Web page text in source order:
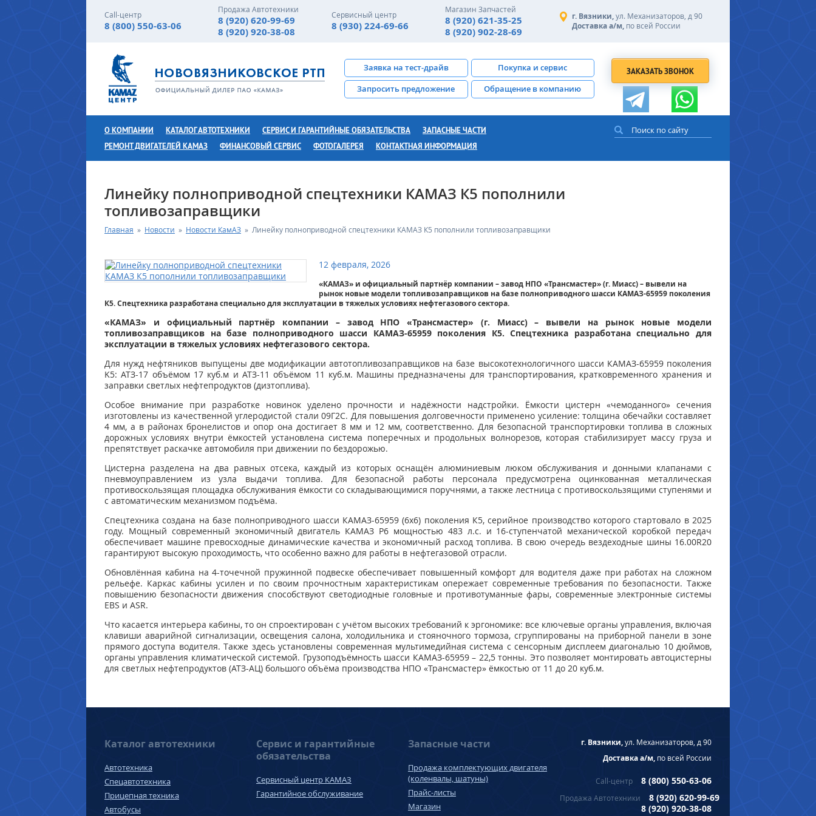
Call-центр
8 (800) 550-63-06
Продажа Автотехники
8 (920) 620-99-69
8 (920) 920-38-08
Сервисный центр
8 (930) 224-69-66
Магазин Запчастей
8 (920) 621-35-25
8 (920) 902-28-69
г. Вязники,ул. Механизаторов, д 90
Доставка а/м, по всей России
ЗАКАЗАТЬ ЗВОНОК
Заявка на тест-драйв
Покупка и сервис
Запросить предложение
Обращение в компанию
О КОМПАНИИ КАТАЛОГ АВТОТЕХНИКИ СЕРВИС И ГАРАНТИЙНЫЕ ОБЯЗАТЕЛЬСТВА
ЗАПАСНЫЕ ЧАСТИ
РЕМОНТ ДВИГАТЕЛЕЙ КАМАЗ
ФИНАНСОВЫЙ СЕРВИС ФОТОГАЛЕРЕЯ КОНТАКТНАЯ ИНФОРМАЦИЯ
Линейку полноприводной спецтехники КАМАЗ К5 пополнили
топливозаправщики
Главная » Новости » Новости КамАЗ » Линейку полноприводной спецтехники КАМАЗ К5 пополнили топливозаправщики
12 февраля, 2026
«КАМАЗ» и официальный партнёр компании – завод НПО «Трансмастер» (г. Миасс) – вывели на
рынок новые модели топливозаправщиков на базе полноприводного шасси КАМАЗ-65959 поколения
К5. Спецтехника разработана специально для эксплуатации в тяжелых условиях нефтегазового сектора.
«КАМАЗ» и официальный партнёр компании – завод НПО «Трансмастер» (г. Миасс) – вывели на рынок новые модели
топливозаправщиков на базе полноприводного шасси КАМАЗ-65959 поколения К5. Спецтехника разработана специально для
эксплуатации в тяжелых условиях нефтегазового сектора.
Для нужд нефтяников выпущены две модификации автотопливозаправщиков на базе высокотехнологичного шасси КАМАЗ-65959 поколения
K5: АТЗ-17 объёмом 17 куб.м и АТЗ-11 объёмом 11 куб.м. Машины предназначены для транспортирования, кратковременного хранения и
заправки светлых нефтепродуктов (дизтоплива).
Особое внимание при разработке новинок уделено прочности и надёжности надстройки. Ёмкости цистерн «чемоданного» сечения
изготовлены из качественной углеродистой стали 09Г2С. Для повышения долговечности применено усиление: толщина обечайки составляет
4 мм, а в районах бронелистов и опор она достигает 8 мм и 12 мм, соответственно. Для безопасной транспортировки топлива в сложных
дорожных условиях внутри ёмкостей установлена система поперечных и продольных волнорезов, которая стабилизирует массу груза и
препятствует раскачке автомобиля при движении по бездорожью.
Цистерна разделена на два равных отсека, каждый из которых оснащён алюминиевым люком обслуживания и донными клапанами с
пневмоуправлением из узла выдачи топлива. Для безопасной работы персонала предусмотрена оцинкованная металлическая
противоскользящая площадка обслуживания ёмкости со складывающимися поручнями, а также лестница с противоскользящими ступенями и
с автоматическим механизмом подъёма.
Спецтехника создана на базе полноприводного шасси КАМАЗ-65959 (6х6) поколения К5, серийное производство которого стартовало в 2025
году. Мощный современный экономичный двигатель КАМАЗ Р6 мощностью 483 л.с. и 16-ступенчатой механической коробкой передач
обеспечивает машине превосходные динамические качества и экономичный расход топлива. В свою очередь вездеходные шины 16.00R20
гарантируют высокую проходимость, что особенно важно для работы в нефтегазовой отрасли.
Обновлённая кабина на 4-точечной пружинной подвеске обеспечивает повышенный комфорт для водителя даже при работах на сложном
рельефе. Каркас кабины усилен и по своим прочностным характеристикам опережает современные требования по безопасности. Также
повышению безопасности движения способствуют светодиодные головные и противотуманные фары, современные электронные системы
EBS и ASR.
Что касается интерьера кабины, то он спроектирован с учётом высоких требований к эргономике: все ключевые органы управления, включая
клавиши аварийной сигнализации, освещения салона, холодильника и стояночного тормоза, сгруппированы на приборной панели в зоне
прямого доступа водителя. Также здесь установлены современная мультимедийная система с сенсорным дисплеем диагональю 10 дюймов,
органы управления климатической системой. Грузоподъёмность шасси КАМАЗ-65959 – 22,5 тонны. Это позволяет монтировать автоцистерны
для светлых нефтепродуктов (АТЗ-АЦ) большого объёма производства НПО «Трансмастер» ёмкостью от 11 до 20 куб.м.
Каталог автотехники
Автотехника
Спецавтотехника
Прицепная техника
Автобусы
Сервис и гарантийные
обязательства
Сервисный центр КАМАЗ
Гарантийное обслуживание
Запасные части
Продажа комплектующих двигателя
(коленвалы, шатуны)
Прайс-листы
Магазин
г. Вязники,ул. Механизаторов, д 90
Доставка а/м, по всей России
Call-центр 8 (800) 550-63-06
Продажа Автотехники
8 (920) 620-99-69
8 (920) 920-38-08